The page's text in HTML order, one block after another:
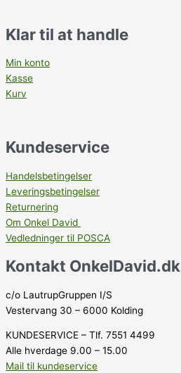
Klar til at handle
Min konto
Kasse
Kurv
Kundeservice
Handelsbetingelser
Leveringsbetingelser
Returnering
Om Onkel David
Vedledninger til POSCA
Kontakt OnkelDavid.dk
c/o LautrupGruppen I/S
Vestervang 30 – 6000 Kolding
KUNDESERVICE – Tlf. 7551 4499
Alle hverdage 9.00 – 15.00
Mail til kundeservice